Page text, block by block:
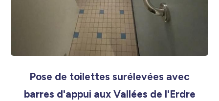
Pose de toilettes surélevées avec
barres d'appui aux Vallées de l'Erdre